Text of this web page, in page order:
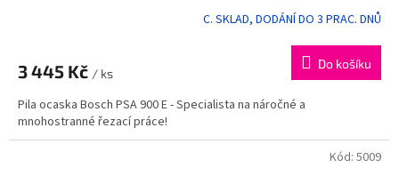
je
z
5
hvězdiček.
C. SKLAD, DODÁNÍ DO 3 PRAC. DNŮ
3 445 Kč / ks
Do košíku
Pila ocaska Bosch PSA 900 E - Specialista na náročné a
mnohostranné řezací práce!
Kód: 5009